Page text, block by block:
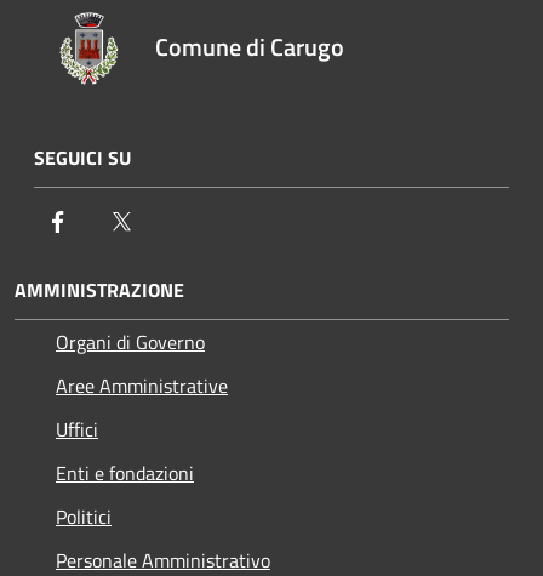
Comune di Carugo
SEGUICI SU
Facebook
AMMINISTRAZIONE
Organi di Governo
Aree Amministrative
Uffici
Enti e fondazioni
Politici
Personale Amministrativo